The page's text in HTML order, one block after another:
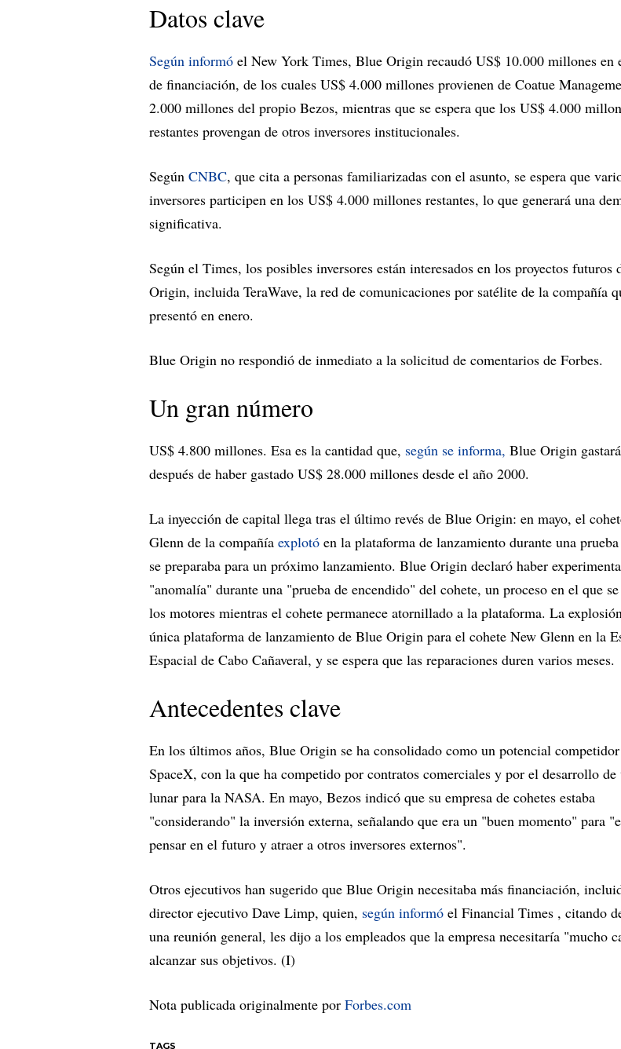
Datos clave
Según informó el New York Times, Blue Origin recaudó US$ 10.000 millones en
de financiación, de los cuales US$ 4.000 millones provienen de Coatue
2.000 millones del propio Bezos, mientras que se espera que los US$ 4.000
restantes provengan de otros inversores institucionales.
Según CNBC, que cita a personas familiarizadas con el asunto, se espera que
inversores participen en los US$ 4.000 millones restantes, lo que generará una
significativa.
Según el Times, los posibles inversores están interesados ​​en los proyectos futuros
Origin, incluida TeraWave, la red de comunicaciones por satélite de la compañía
presentó en enero.
Blue Origin no respondió de inmediato a la solicitud de comentarios de Forbes.
Un gran número
US$ 4.800 millones. Esa es la cantidad que, según se informa, Blue Origin
después de haber gastado US$ 28.000 millones desde el año 2000.
La inyección de capital llega tras el último revés de Blue Origin: en mayo, el
Glenn de la compañía explotó en la plataforma de lanzamiento durante una
se preparaba para un próximo lanzamiento. Blue Origin declaró haber
"anomalía" durante una "prueba de encendido" del cohete, un proceso en el que
los motores mientras el cohete permanece atornillado a la plataforma. La
única plataforma de lanzamiento de Blue Origin para el cohete New Glenn en la
Espacial de Cabo Cañaveral, y se espera que las reparaciones duren varios meses.
Antecedentes clave
En los últimos años, Blue Origin se ha consolidado como un potencial
SpaceX, con la que ha competido por contratos comerciales y por el desarrollo
lunar para la NASA. En mayo, Bezos indicó que su empresa de cohetes estaba
"considerando" la inversión externa, señalando que era un "buen momento" para
pensar en el futuro y atraer a otros inversores externos".
Otros ejecutivos han sugerido que Blue Origin necesitaba más financiación,
director ejecutivo Dave Limp, quien, según informó el Financial Times , citando
una reunión general, les dijo a los empleados que la empresa necesitaría "mucho
alcanzar sus objetivos. (I)
Nota publicada originalmente por Forbes.com
TAGS